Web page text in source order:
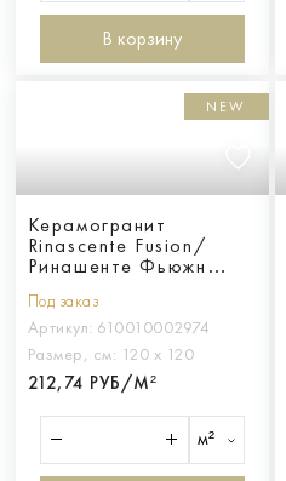
В корзину
NEW
Керамогранит
Rinascente Fusion/
Ринашенте Фьюжн
Под заказ
Артикул: 610010002974
Размер, см: 120 х 120
212,74 РУБ/М²
м²